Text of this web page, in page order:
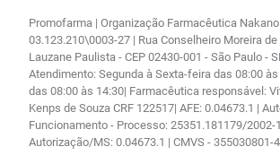
Promofarma | Organização Farmacêutica Nakano
03.123.210\0003-27 | Rua Conselheiro Moreira
Lauzane Paulista - CEP 02430-001 - São Paulo -
Atendimento: Segunda à Sexta-feira das 08:00
das 08:00 às 14:30| Farmacêutica responsável:
Kenps de Souza CRF 122517| AFE: 0.04673.1 |
Funcionamento - Processo: 25351.181179/2002-
Autorização/MS: 0.04673.1 | CMVS - 355030801-